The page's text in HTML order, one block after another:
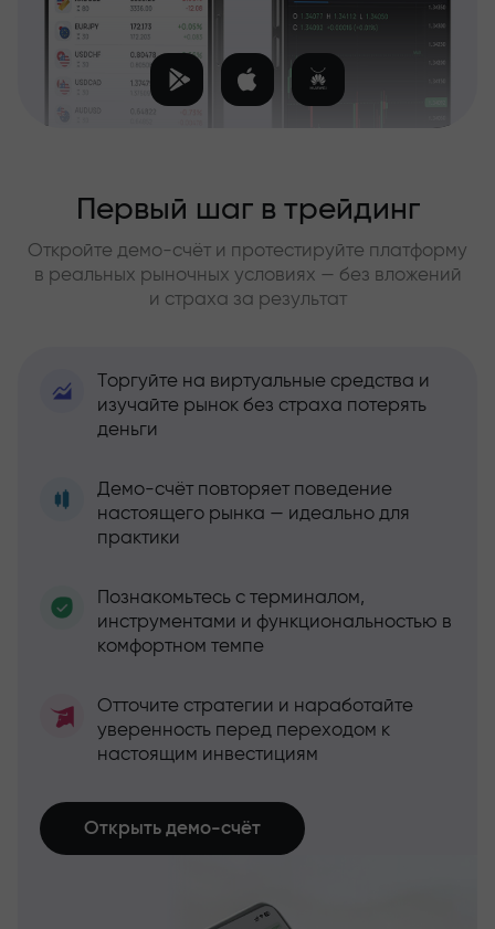
Первый шаг в трейдинг
Откройте демо-счёт и протестируйте платформу
в реальных рыночных условиях — без вложений
и страха за результат
Торгуйте на виртуальные средства и
изучайте рынок без страха потерять
деньги
Демо-счёт повторяет поведение
настоящего рынка — идеально для
практики
Познакомьтесь с терминалом,
инструментами и функциональностью в
комфортном темпе
Отточите стратегии и наработайте
уверенность перед переходом к
настоящим инвестициям
Открыть демо-счёт